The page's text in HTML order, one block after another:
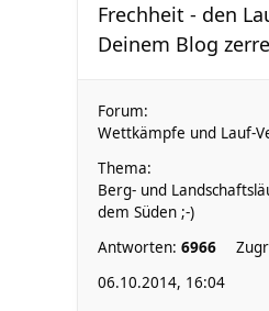
Frechheit - den
Deinem Blog
Forum:
Wettkämpfe und Lauf-
Thema:
Berg- und
dem Süden ;-)
Antworten: 6966
06.10.2014, 16:04